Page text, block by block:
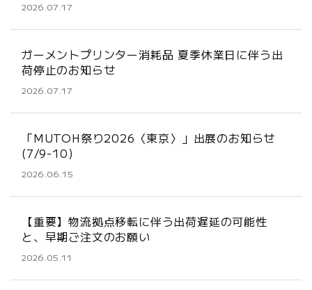
2026.07.17
ガーメントプリンター消耗品 夏季休業日に伴う出
荷停止のお知らせ
2026.07.17
「MUTOH祭り2026〈東京〉」出展のお知らせ
(7/9-10)
2026.06.15
【重要】物流拠点移転に伴う出荷遅延の可能性
と、早期ご注文のお願い
2026.05.11